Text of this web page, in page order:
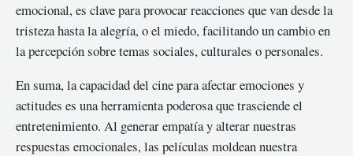
emocional, es clave para provocar reacciones que van desde la
tristeza hasta la alegría, o el miedo, facilitando un cambio en
la percepción sobre temas sociales, culturales o personales.
En suma, la capacidad del cine para afectar emociones y
actitudes es una herramienta poderosa que trasciende el
entretenimiento. Al generar empatía y alterar nuestras
respuestas emocionales, las películas moldean nuestra